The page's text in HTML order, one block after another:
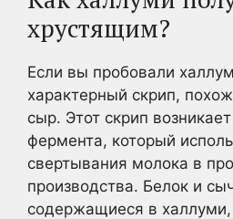
хрустящим?
Если вы пробовали
характерный скрип,
сыр. Этот скрип
фермента, который
свертывания молока в
производства. Белок и
содержащиеся в